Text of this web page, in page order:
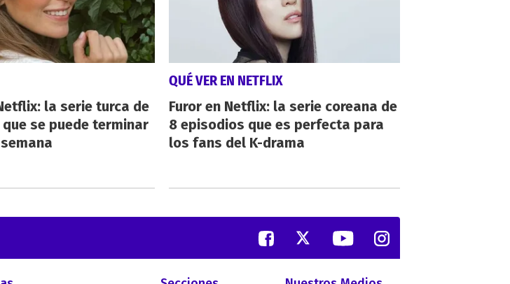
la serie turca de
se puede terminar
QUÉ VER EN NETFLIX
Furor en Netflix: la serie coreana de
8 episodios que es perfecta para
los fans del K-drama